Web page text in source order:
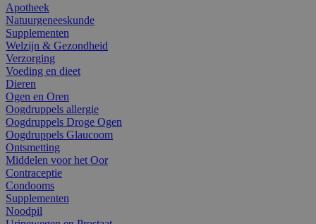
Apotheek
Natuurgeneeskunde
Supplementen
Welzijn & Gezondheid
Verzorging
Voeding en dieet
Dieren
Ogen en Oren
Oogdruppels allergie
Oogdruppels Droge Ogen
Oogdruppels Glaucoom
Ontsmetting
Middelen voor het Oor
Contraceptie
Condooms
Supplementen
Noodpil